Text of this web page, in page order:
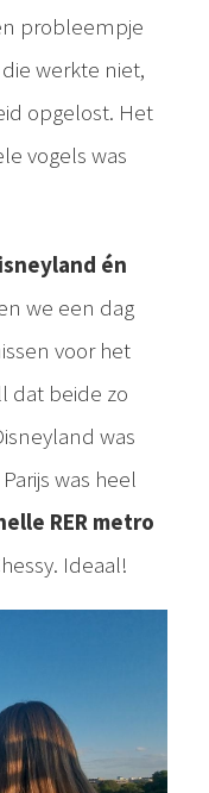
probleempje
werkte niet,
opgelost. Het
vogels was
én
we een dag
voor het
dat beide zo
was
was heel
RER metro
Ideaal!